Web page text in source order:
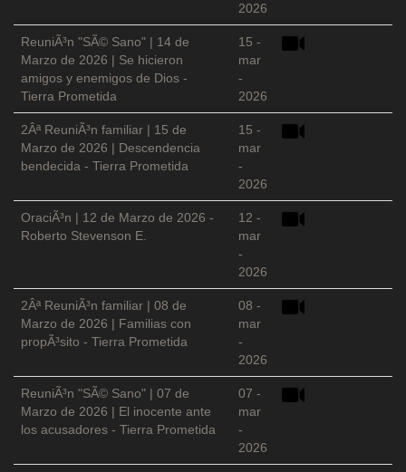
2026
ReuniÃ³n "SÃ© Sano" | 14 de
Marzo de 2026 | Se hicieron
amigos y enemigos de Dios -
Tierra Prometida
15 -
mar
-
2026
2Âª ReuniÃ³n familiar | 15 de
Marzo de 2026 | Descendencia
bendecida - Tierra Prometida
15 -
mar
-
2026
OraciÃ³n | 12 de Marzo de 2026 -
Roberto Stevenson E.
12 -
mar
-
2026
2Âª ReuniÃ³n familiar | 08 de
Marzo de 2026 | Familias con
propÃ³sito - Tierra Prometida
08 -
mar
-
2026
ReuniÃ³n "SÃ© Sano" | 07 de
Marzo de 2026 | El inocente ante
los acusadores - Tierra Prometida
07 -
mar
-
2026